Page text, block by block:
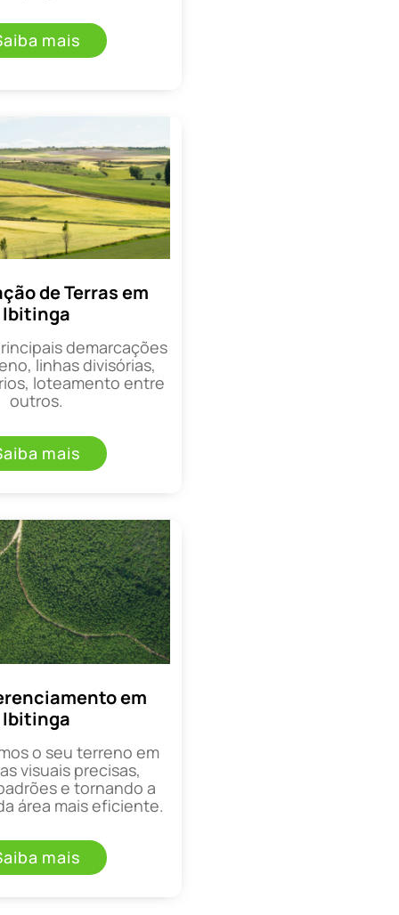
mais
de Terras em
Ibitinga
demarcações
linhas divisórias,
loteamento entre
outros.
mais
em
Ibitinga
o seu terreno em
visuais precisas,
e tornando a
área mais eficiente.
mais